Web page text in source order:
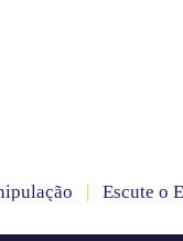
| Escute o